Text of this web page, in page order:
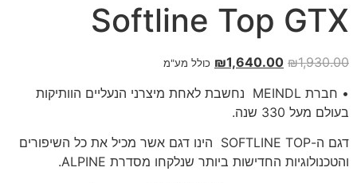
Softline Top GTX
₪1,930.00
₪1,640.00 כולל מע"מ
• חברת MEINDL נחשבת לאחת מיצרני הנעליים הוותיקות
בעולם מעל 330 שנה.
דגם ה-SOFTLINE TOP הינו דגם אשר מכיל את כל השיפורים
והטכנולוגיות החדישות ביותר שנלקחו מסדרת ALPINE.